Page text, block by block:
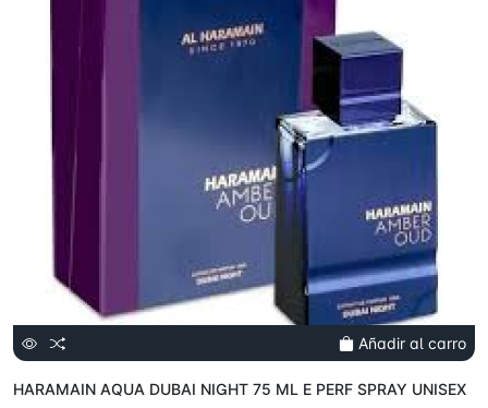
Añadir al carro
HARAMAIN AQUA DUBAI NIGHT 75 ML E PERF SPRAY UNISEX